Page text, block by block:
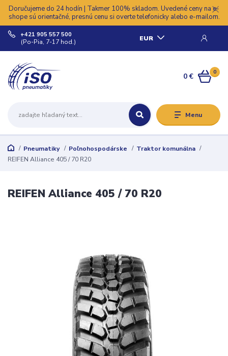
Doručujeme do 24 hodín | Takmer 100% skladom. Uvedené ceny na e-
shope sú orientačné, presnú cenu si overte telefonicky alebo e-mailom.
Menu
EUR
+421 905 557 500
(Po-Pia, 7-17 hod.)
0
0 €
Pneumatiky Poľnohospodárske
Traktor komunálna
REIFEN Alliance 405 / 70 R20
REIFEN Alliance 405 / 70 R20